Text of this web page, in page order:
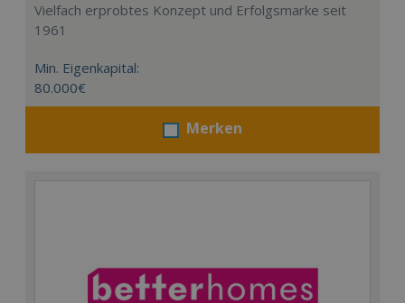
Vielfach erprobtes Konzept und Erfolgsmarke seit
1961
Min. Eigenkapital:
80.000€
Merken